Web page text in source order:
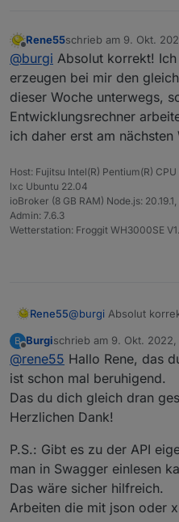
Offline
Rene55schrieb am 9. Okt.
zuletzt editiert von
@burgi Absolut korrekt!
erzeugen bei mir den
dieser Woche unterwegs,
Entwicklungsrechner
ich daher erst am
Host: Fujitsu Intel(R) Pentium(R)
lxc Ubuntu 22.04
ioBroker (8 GB RAM) Node.js:
Admin: 7.6.3
Wetterstation: Froggit WH3000SE
Rene55@burgi Absolut
leider in dieser
am
werde ich daher erst
liefern können.
B
Offline
Burgischrieb am 9. Okt. 2022,
zuletzt editiert von Burgi
@rene55 Hallo Rene, das
ist schon mal beruhigend.
Das du dich gleich dran
Herzlichen Dank!
P.S.: Gibt es zu der API
man in Swagger einlesen
Das wäre sicher hilfreich.
Arbeiten die mit json oder